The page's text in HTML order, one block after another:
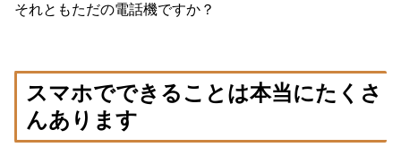
それともただの電話機ですか？
スマホでできることは本当にたくさ
んあります